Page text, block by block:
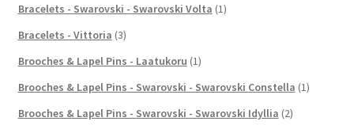
Bracelets - Swarovski - Swarovski Volta (1)
Bracelets - Vittoria (3)
Brooches & Lapel Pins - Laatukoru (1)
Brooches & Lapel Pins - Swarovski - Swarovski Constella (1)
Brooches & Lapel Pins - Swarovski - Swarovski Idyllia (2)